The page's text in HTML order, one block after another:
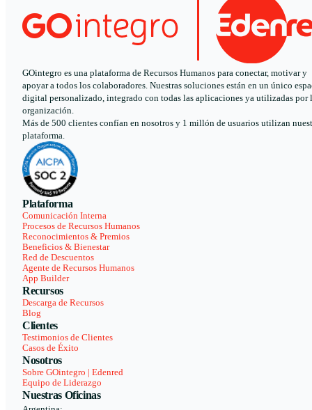
GOintegro es una plataforma de Recursos Humanos para conectar, motivar y
apoyar a todos los colaboradores. Nuestras soluciones están en un único
digital personalizado, integrado con todas las aplicaciones ya utilizadas por
organización.
Más de 500 clientes confían en nosotros y 1 millón de usuarios utilizan
plataforma.
Plataforma
Comunicación Interna
Procesos de Recursos Humanos
Reconocimientos & Premios
Beneficios & Bienestar
Red de Descuentos
Agente de Recursos Humanos
App Builder
Recursos
Descarga de Recursos
Blog
Clientes
Testimonios de Clientes
Casos de Éxito
Nosotros
Sobre GOintegro | Edenred
Equipo de Liderazgo
Nuestras Oficinas